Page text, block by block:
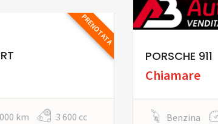
PORSCHE 911
Chiamare
Benzina
PRENOTATA
km 3 600 cc